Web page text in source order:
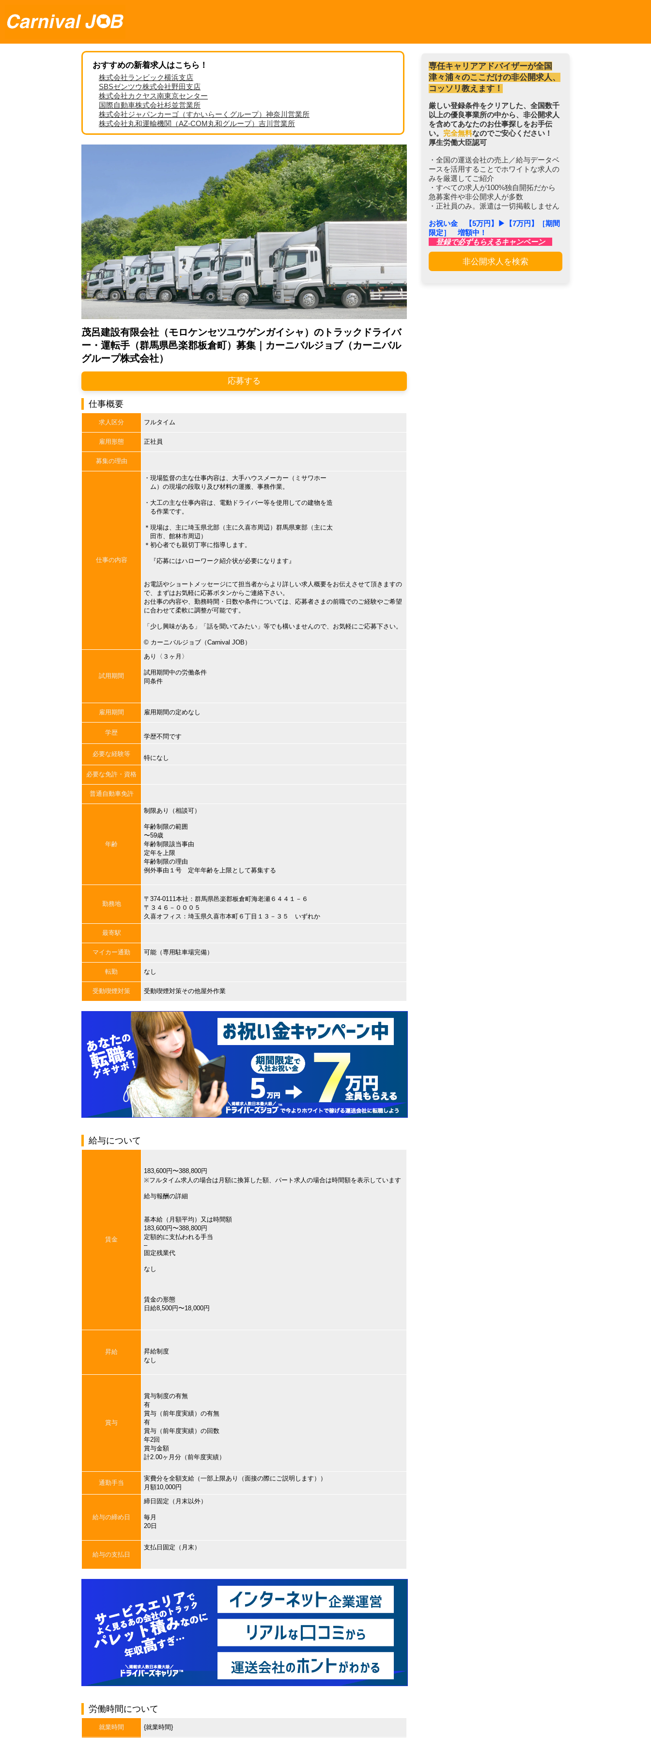
おすすめの新着求人はこちら！
株式会社ランビック横浜支店
SBSゼンツウ株式会社野田支店
株式会社カクヤス南東京センター
国際自動車株式会社杉並営業所
株式会社ジャパンカーゴ（すかいらーくグループ）神奈川営業所
株式会社丸和運輸機関（AZ-COM丸和グループ）吉川営業所
茂呂建設有限会社（モロケンセツユウゲンガイシャ）のトラックドライバ
ー・運転手（群馬県邑楽郡板倉町）募集｜カーニバルジョブ（カーニバル
グループ株式会社）
応募する
仕事概要
求人区分 フルタイム
雇用形態 正社員
募集の理由
仕事の内容
・現場監督の主な仕事内容は、大手ハウスメーカー（ミサワホー
ム）の現場の段取り及び材料の運搬、事務作業。
・大工の主な仕事内容は、電動ドライバー等を使用しての建物を造
る作業です。
＊現場は、主に埼玉県北部（主に久喜市周辺）群馬県東部（主に太
田市、館林市周辺）
＊初心者でも親切丁寧に指導します。
『応募にはハローワーク紹介状が必要になります』
お電話やショートメッセージにて担当者からより詳しい求人概要をお伝えさせて頂きますの
で、まずはお気軽に応募ボタンからご連絡下さい。
お仕事の内容や、勤務時間・日数や条件については、応募者さまの前職でのご経験やご希望
に合わせて柔軟に調整が可能です。
「少し興味がある」「話を聞いてみたい」等でも構いませんので、お気軽にご応募下さい。
©︎ カーニバルジョブ（Carnival JOB）
試用期間
あり〈３ヶ月〉
試用期間中の労働条件
同条件
雇用期間 雇用期間の定めなし
学歴
学歴不問です
必要な経験等
特になし
必要な免許・資格
普通自動車免許
年齢
制限あり（相談可）
年齢制限の範囲
〜59歳
年齢制限該当事由
定年を上限
年齢制限の理由
例外事由１号 定年年齢を上限として募集する
勤務地
〒374-0111本社：群馬県邑楽郡板倉町海老瀬６４４１－６
〒３４６－０００５
久喜オフィス：埼玉県久喜市本町６丁目１３－３５ いずれか
最寄駅
マイカー通勤 可能（専用駐車場完備）
転勤 なし
受動喫煙対策 受動喫煙対策その他屋外作業
給与について
賃金
183,600円〜388,800円
※フルタイム求人の場合は月額に換算した額、パート求人の場合は時間額を表示しています
給与報酬の詳細
基本給（月額平均）又は時間額
183,600円〜388,800円
定額的に支払われる手当
–
固定残業代
なし
賃金の形態
日給8,500円〜18,000円
昇給
昇給制度
なし
賞与
賞与制度の有無
有
賞与（前年度実績）の有無
有
賞与（前年度実績）の回数
年2回
賞与金額
計2.00ヶ月分（前年度実績）
通勤手当
実費分を全額支給（一部上限あり（面接の際にご説明します））
月額10,000円
給与の締め日
締日固定（月末以外）
毎月
20日
給与の支払日
支払日固定（月末）
労働時間について
就業時間 {就業時間}
専任キャリアアドバイザーが全国
津々浦々のここだけの非公開求人、
コッソリ教えます！
厳しい登録条件をクリアした、全国数千
以上の優良事業所の中から、非公開求人
を含めてあなたのお仕事探しをお手伝
い。 完全無料なのでご安心ください！
厚生労働大臣認可
・全国の運送会社の売上／給与データベ
ースを活用することでホワイトな求人の
みを厳選してご紹介
・すべての求人が100%独自開拓だから
急募案件や非公開求人が多数
・正社員のみ。派遣は一切掲載しません
お祝い金 【5万円】▶︎【7万円】［期間
限定］ 増額中！
登録で必ずもらえるキャンペーン
非公開求人を検索